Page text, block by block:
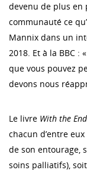
devenu de plus en
communauté ce
Mannix dans un
2018. Et à la BBC :
que vous pouvez
devons nous
Le livre With the
chacun d’entre
de son entourage,
soins palliatifs),